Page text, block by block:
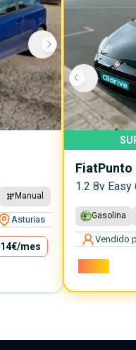
Manual
Asturias
14€/mes
FiatPunto
1.2 8v Easy
Gasolina
Vendido